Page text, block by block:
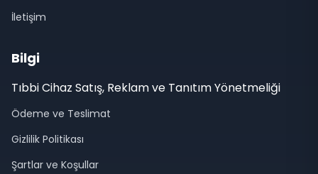
İletişim
Bilgi
Tıbbi Cihaz Satış, Reklam ve Tanıtım Yönetmeliği
Ödeme ve Teslimat
Gizlilik Politikası
Şartlar ve Koşullar